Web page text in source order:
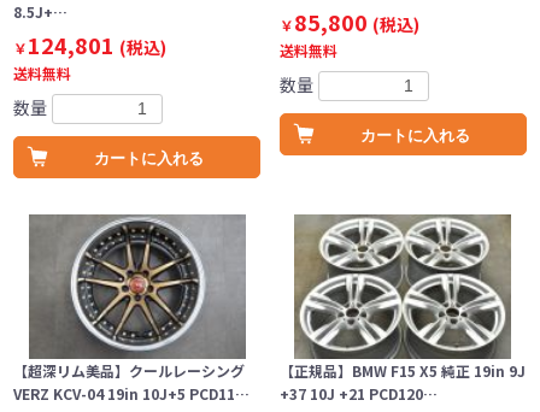
8.5J+…
￥124,801 (税込)
送料無料
数量
カートに入れる
￥85,800 (税込)
送料無料
数量
カートに入れる
【超深リム美品】クールレーシング
VERZ KCV-04 19in 10J+5 PCD11…
【正規品】BMW F15 X5 純正 19in 9J
+37 10J +21 PCD120…